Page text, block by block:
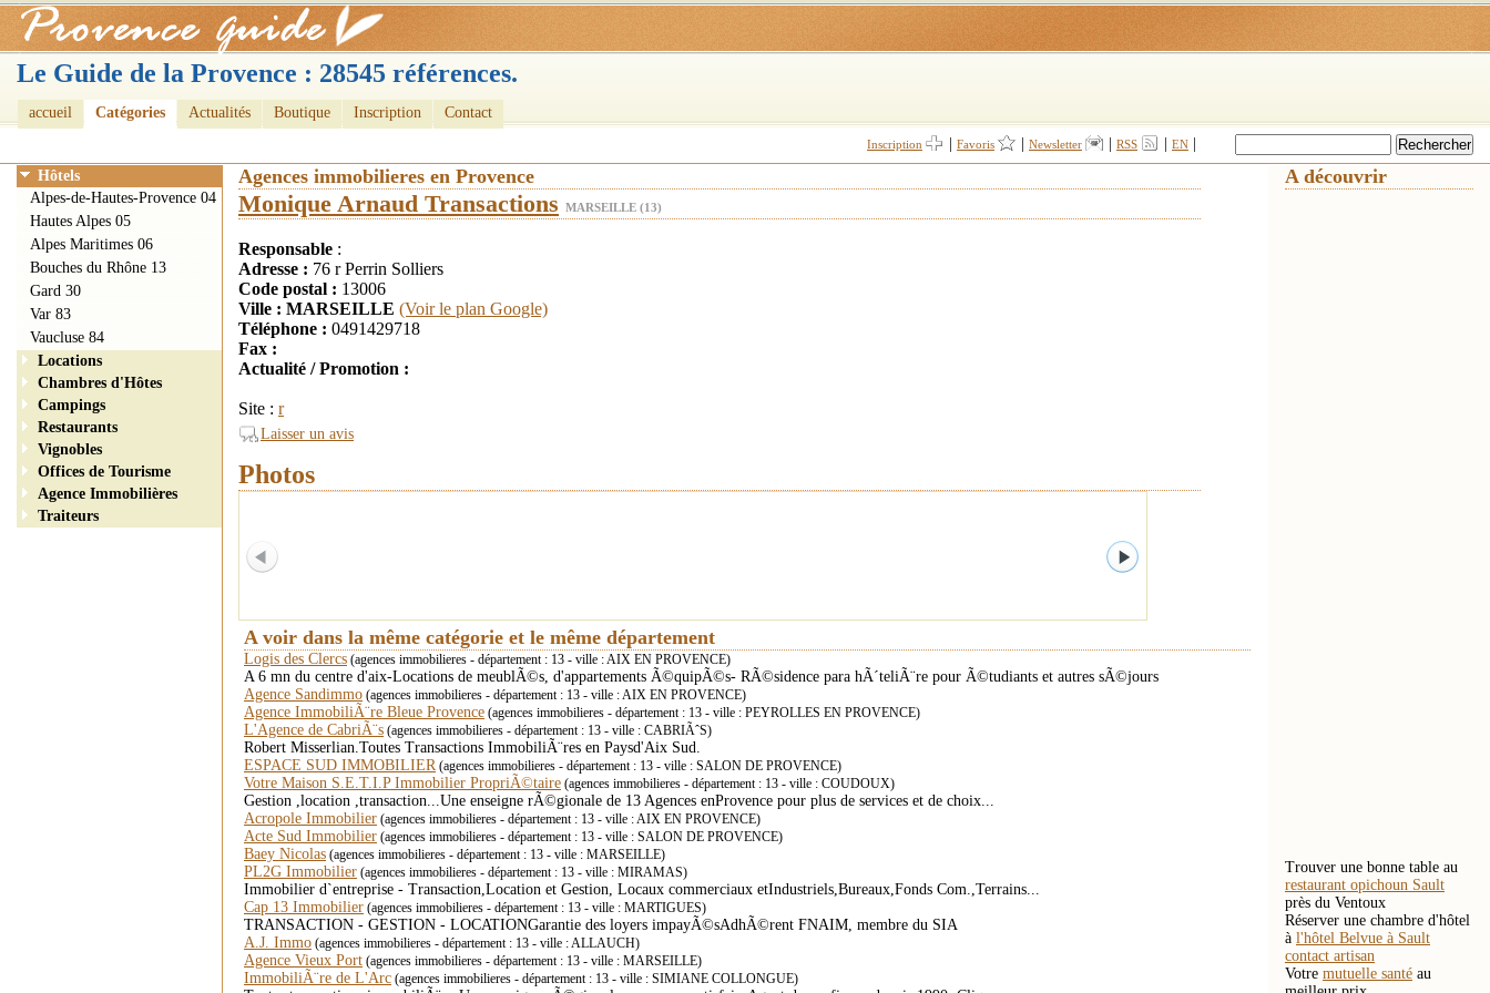
Le Guide de la Provence : 28545 références.
accueil Catégories Actualités Boutique Inscription Contact
Inscription Favoris Newsletter RSS EN
Agences immobilieres en Provence
Monique Arnaud Transactions MARSEILLE (13)
Responsable :
Adresse : 76 r Perrin Solliers
Code postal : 13006
Ville : MARSEILLE (Voir le plan Google)
Téléphone : 0491429718
Fax :
Actualité / Promotion :
Site : r
Laisser un avis
Photos
A voir dans la même catégorie et le même département
Logis des Clercs (agences immobilieres - département : 13 - ville : AIX EN PROVENCE)
A 6 mn du centre d'aix-Locations de meublÃ©s, d'appartements Ã©quipÃ©s- RÃ©sidence para hÃ´teliÃ¨re pour Ã©tudiants et autres sÃ©jours
Agence Sandimmo (agences immobilieres - département : 13 - ville : AIX EN PROVENCE)
Agence ImmobiliÃ¨re Bleue Provence (agences immobilieres - département : 13 - ville : PEYROLLES EN PROVENCE)
L'Agence de CabriÃ¨s (agences immobilieres - département : 13 - ville : CABRIÃˆS)
Robert Misserlian.Toutes Transactions ImmobiliÃ¨res en Paysd'Aix Sud.
ESPACE SUD IMMOBILIER (agences immobilieres - département : 13 - ville : SALON DE PROVENCE)
Votre Maison S.E.T.I.P Immobilier PropriÃ©taire (agences immobilieres - département : 13 - ville : COUDOUX)
Gestion ,location ,transaction...Une enseigne rÃ©gionale de 13 Agences enProvence pour plus de services et de choix...
Acropole Immobilier (agences immobilieres - département : 13 - ville : AIX EN PROVENCE)
Acte Sud Immobilier (agences immobilieres - département : 13 - ville : SALON DE PROVENCE)
Baey Nicolas (agences immobilieres - département : 13 - ville : MARSEILLE)
PL2G Immobilier (agences immobilieres - département : 13 - ville : MIRAMAS)
Immobilier d`entreprise - Transaction,Location et Gestion, Locaux commerciaux etIndustriels,Bureaux,Fonds Com.,Terrains...
Cap 13 Immobilier (agences immobilieres - département : 13 - ville : MARTIGUES)
TRANSACTION - GESTION - LOCATIONGarantie des loyers impayÃ©sAdhÃ©rent FNAIM, membre du SIA
A.J. Immo (agences immobilieres - département : 13 - ville : ALLAUCH)
Agence Vieux Port (agences immobilieres - département : 13 - ville : MARSEILLE)
ImmobiliÃ¨re de L'Arc (agences immobilieres - département : 13 - ville : SIMIANE COLLONGUE)
Hôtels
Alpes-de-Hautes-Provence 04
Hautes Alpes 05
Alpes Maritimes 06
Bouches du Rhône 13
Gard 30
Var 83
Vaucluse 84
Locations
Chambres d'Hôtes
Campings
Restaurants
Vignobles
Offices de Tourisme
Agence Immobilières
Traiteurs
A découvrir
Trouver une bonne table au
restaurant opichoun Sault
près du Ventoux
Réserver une chambre d'hôtel
à l'hôtel Belvue à Sault
contact artisan
Votre mutuelle santé au